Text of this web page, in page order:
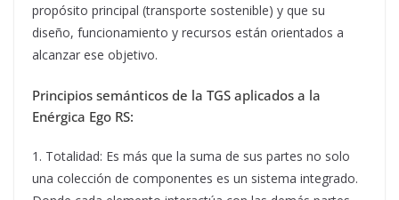
propósito principal (transporte sostenible) y que su
diseño, funcionamiento y recursos están orientados a
alcanzar ese objetivo.
Principios semánticos de la TGS aplicados a la
Enérgica Ego RS:
1. Totalidad: Es más que la suma de sus partes no solo
una colección de componentes es un sistema integrado.